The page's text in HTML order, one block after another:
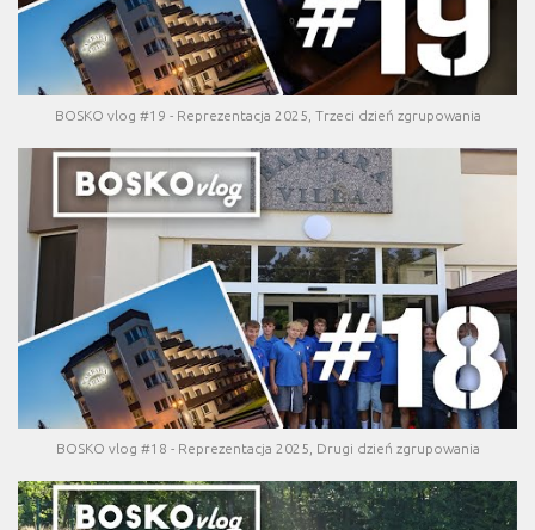
BOSKO vlog #19 - Reprezentacja 2025, Trzeci dzień zgrupowania
BOSKO vlog #18 - Reprezentacja 2025, Drugi dzień zgrupowania